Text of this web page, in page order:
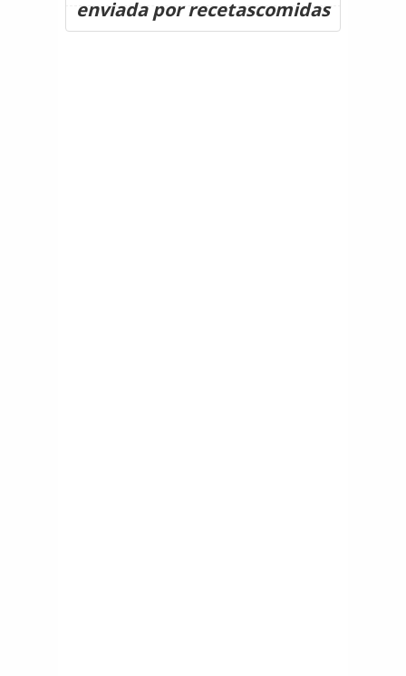
enviada por recetascomidas